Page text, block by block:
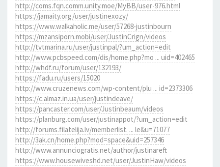
http://coms.fqn.comm.unity.moe/MyBB/user-976.html
https://jamaity.org/user/justinexozy/
https://www.walkaholic.me/user/57268-justinbourn
https://mzansiporn.mobi/user/JustinCrign/videos
http://tvtmarina.ru/user/justinpal/?um_action=edit
http://www.pcbspeed.com/dis/home.php?mo ... uid=402465
http://whdf.ru/forum/user/132193/
https://fadu.ru/users/15020
http://www.cruzenews.com/wp-content/plu ... id=2373306
https://c.almaz.in.ua/user/justindeave/
https://pancaster.com/user/Justinbeaum/videos
https://planburg.com/user/justinappot/?um_action=edit
http://forums.filatelija.lv/memberlist. ... le&u=71077
http://3ak.cn/home.php?mod=space&uid=257346
http://www.annunciogratis.net/author/justinareft
https://www.housewiveshd.net/user/JustinHaw/videos